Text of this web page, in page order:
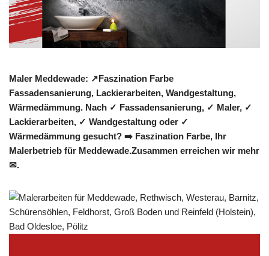
Maler Meddewade: ↗️Faszination Farbe
Fassadensanierung, Lackierarbeiten, Wandgestaltung,
Wärmedämmung. Nach ✓ Fassadensanierung, ✓ Maler, ✓
Lackierarbeiten, ✓ Wandgestaltung oder ✓
Wärmedämmung gesucht? ➡️ Faszination Farbe, Ihr
Malerbetrieb für Meddewade.Zusammen erreichen wir mehr
✉.